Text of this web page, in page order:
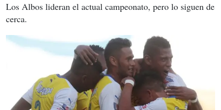
Los Albos lideran el actual campeonato, pero lo siguen de
cerca.